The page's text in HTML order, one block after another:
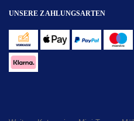
UNSERE ZAHLUNGSARTEN